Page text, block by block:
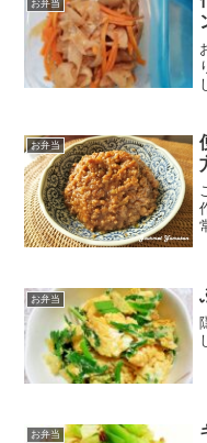
お弁当
お弁当
お弁当
お弁当